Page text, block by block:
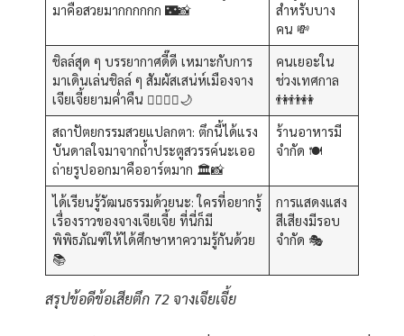
มาคือสวยมากกกกกก 🌃📸
สำหรับบาง
คน 💸
ชิลล์สุด ๆ บรรยากาศดี๊ดี เหมาะกับการ
มาเดินเล่นชิลล์ ๆ สัมผัสเสน่ห์เมืองจาง
เจียเจี้ยยามค่ำคืน 🚶‍♀️🚶‍♂️🌙
คนเยอะใน
ช่วงเทศกาล
👫👬👭
สถาปัตยกรรมสวยแปลกตา: ตึกนี้ได้แรง
บันดาลใจมาจากถ้ำประตูสวรรค์นะเออ
ถ่ายรูปออกมาคืออาร์ตมาก 🏛️📸
ร้านอาหารมี
จำกัด 🍽️
ได้เรียนรู้วัฒนธรรมด้วยนะ: ใครที่อยากรู้
เรื่องราวของจางเจียเจี้ย ที่นี่ก็มี
พิพิธภัณฑ์ให้ได้ศึกษาหาความรู้กันด้วย
📚
การแสดงแสง
สีเสียงมีรอบ
จำกัด 🎭
สรุปข้อดีข้อเสียตึก 72 จางเจียเจี้ย